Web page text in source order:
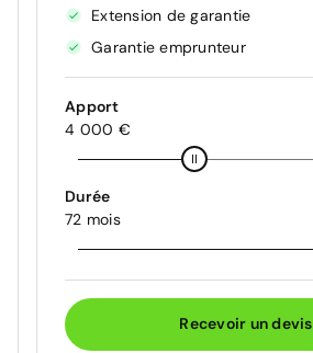
Extension de garantie
Garantie emprunteur
Apport
4 000 €
Durée
72 mois
Recevoir un devis